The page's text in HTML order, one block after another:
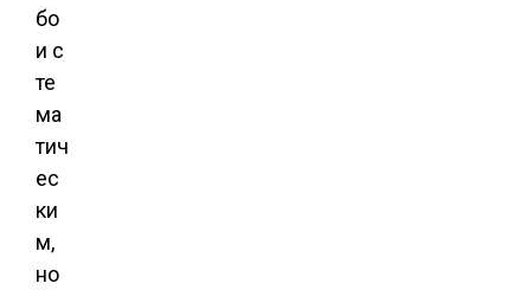
бо
и с
те
ма
тич
ес
ки
м,
но